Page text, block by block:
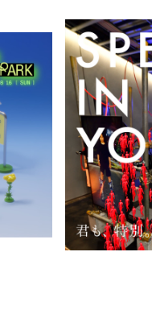
レストラン・カフェ
TAX FREE
PARCOメンバーズ
ภาษาไทย
日本語